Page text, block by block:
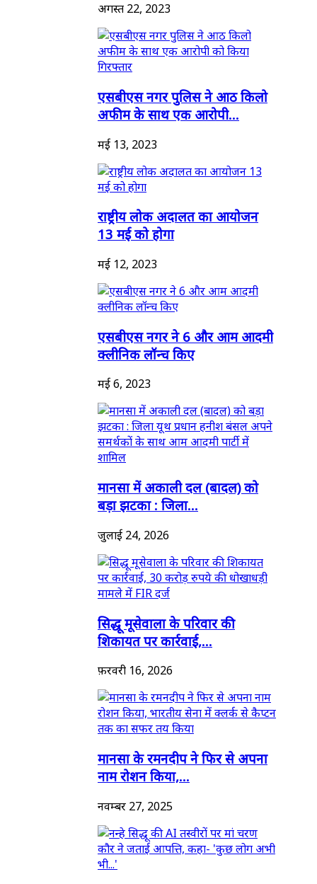
अगस्त 22, 2023
एसबीएस नगर पुलिस ने आठ किलो
अफीम के साथ एक आरोपी...
मई 13, 2023
राष्ट्रीय लोक अदालत का आयोजन
13 मई को होगा
मई 12, 2023
एसबीएस नगर ने 6 और आम आदमी
क्लीनिक लॉन्च किए
मई 6, 2023
मानसा में अकाली दल (बादल) को
बड़ा झटका : जिला...
जुलाई 24, 2026
सिद्धू मूसेवाला के परिवार की
शिकायत पर कार्रवाई,...
फ़रवरी 16, 2026
मानसा के रमनदीप ने फिर से अपना
नाम रोशन किया,...
नवम्बर 27, 2025